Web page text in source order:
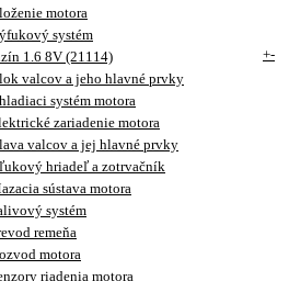
motora
systém
1.6 8V (21114)
+-
valcov a jeho hlavné prvky
systém motora
zariadenie motora
valcov a jej hlavné prvky
hriadeľ a zotrvačník
sústava motora
systém
remeňa
motora
riadenia motora